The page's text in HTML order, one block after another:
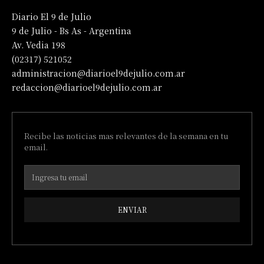
Diario El 9 de Julio
9 de Julio - Bs As - Argentina
Av. Vedia 198
(02317) 521052
administracion@diarioel9dejulio.com.ar
redaccion@diarioel9dejulio.com.ar
Recibe las noticias mas relevantes de la semana en tu
email.
ENVIAR